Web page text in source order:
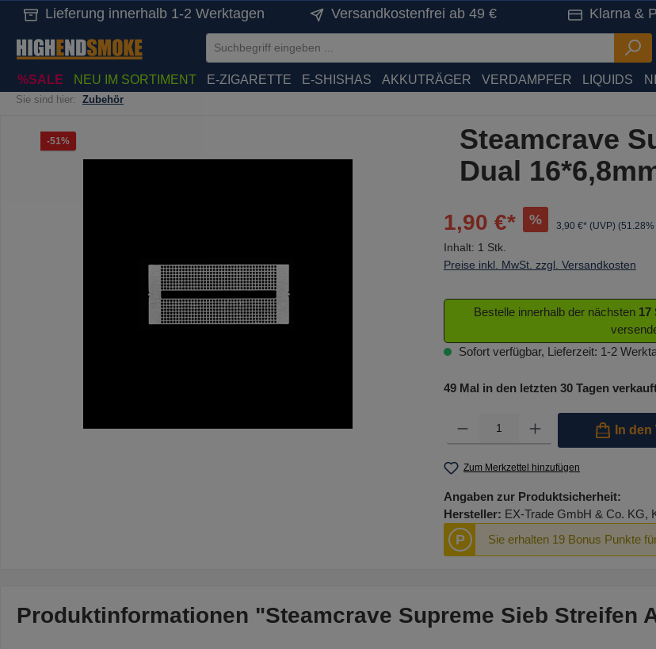
Zur Hauptnavigation springen
Lieferung innerhalb 1-2 Werktagen Versandkostenfrei ab 49 € Klarna &
%SALE NEU IM SORTIMENT E-ZIGARETTE E-SHISHAS AKKUTRÄGER VERDAMPFER LIQUIDS
Sie sind hier: Zubehör
Bildergalerie überspringen
-51%Rabatt
Steamcrave
Dual
1,90 €* % 3,90 €* (UVP)
Inhalt: 1 Stk.
Preise inkl. MwSt. zzgl. Versandkosten
Bestelle innerhalb der nächsten 17
Sofort verfügbar, Lieferzeit: 1-2
49 Mal in den letzten 30 Tagen
In
Zum Merkzettel hinzufügen
Angaben zur Produktsicherheit:
Hersteller: EX-Trade GmbH & Co. KG,
P Sie erhalten 19 Bonus Punkte
Produktinformationen "Steamcrave Supreme Sieb Streifen